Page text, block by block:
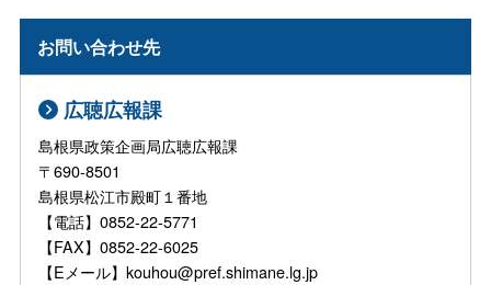
お問い合わせ先
広聴広報課
島根県政策企画局広聴広報課
〒690-8501
島根県松江市殿町１番地
【電話】0852-22-5771
【FAX】0852-22-6025
【Eメール】kouhou@pref.shimane.lg.jp